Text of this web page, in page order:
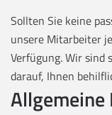
Sollten Sie keine
unsere Mitarbeiter
Verfügung. Wir sind
darauf, Ihnen
Allgemeine